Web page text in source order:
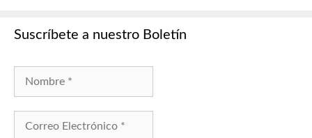
Suscríbete a nuestro Boletín